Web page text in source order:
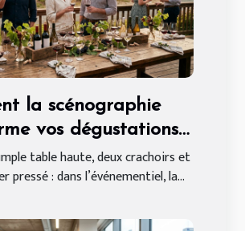
la scénographie
vos dégustations
table haute, deux crachoirs et
pressé : dans l’événementiel, la...